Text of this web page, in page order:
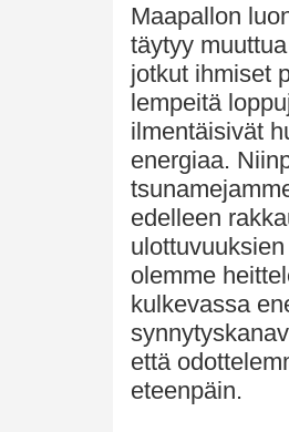
Maapallon
täytyy
jotkut ihmiset
lempeitä
ilmentäisivät
energiaa.
edelleen
olemme
kulkevassa
että
eteenpäin.